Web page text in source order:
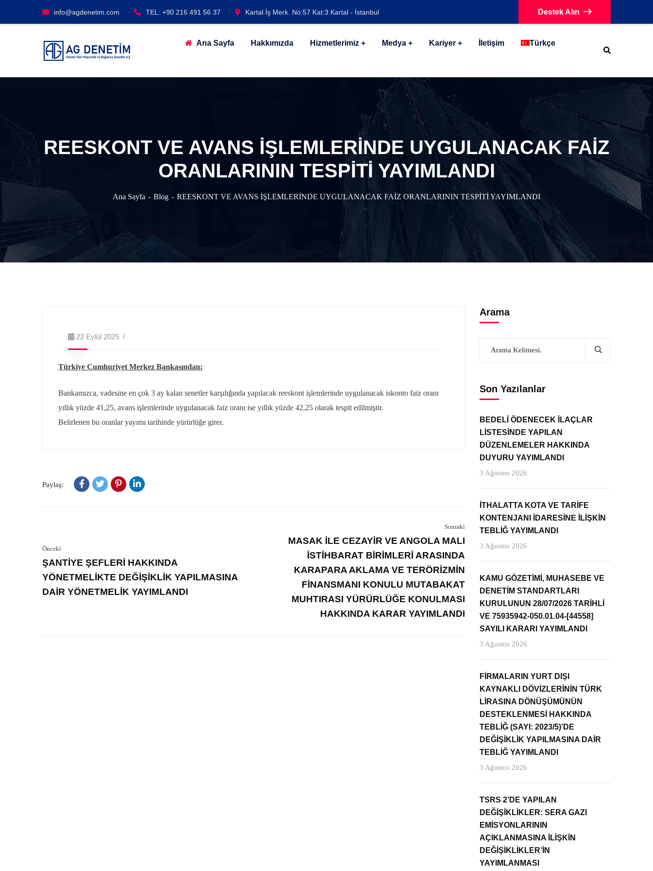
info@agdenetim.com TEL: +90 216 491 56 37 Kartal İş Merk. No:57 Kat:3 Kartal - İstanbul Destek Alın
Ana Sayfa Hakkımızda Hizmetlerimiz Medya Kariyer İletişim Türkçe
REESKONT VE AVANS İŞLEMLERİNDE UYGULANACAK FAİZ
ORANLARININ TESPİTİ YAYIMLANDI
Ana Sayfa Blog REESKONT VE AVANS İŞLEMLERİNDE UYGULANACAK FAİZ ORANLARININ TESPİTİ YAYIMLANDI
22 Eylül 2025
Türkiye Cumhuriyet Merkez Bankasından:
Bankamızca, vadesine en çok 3 ay kalan senetler karşılığında yapılacak reeskont işlemlerinde uygulanacak iskonto faiz oranı
yıllık yüzde 41,25, avans işlemlerinde uygulanacak faiz oranı ise yıllık yüzde 42,25 olarak tespit edilmiştir.
Belirlenen bu oranlar yayımı tarihinde yürürlüğe girer.
Paylaş:
Önceki
ŞANTİYE ŞEFLERİ HAKKINDA
YÖNETMELİKTE DEĞİŞİKLİK YAPILMASINA
DAİR YÖNETMELİK YAYIMLANDI
Sonraki
MASAK İLE CEZAYİR VE ANGOLA MALI
İSTİHBARAT BİRİMLERİ ARASINDA
KARAPARA AKLAMA VE TERÖRİZMİN
FİNANSMANI KONULU MUTABAKAT
MUHTIRASI YÜRÜRLÜĞE KONULMASI
HAKKINDA KARAR YAYIMLANDI
Arama
Son Yazılanlar
BEDELİ ÖDENECEK İLAÇLAR
LİSTESİNDE YAPILAN
DÜZENLEMELER HAKKINDA
DUYURU YAYIMLANDI
3 Ağustos 2026
İTHALATTA KOTA VE TARİFE
KONTENJANI İDARESİNE İLİŞKİN
TEBLİĞ YAYIMLANDI
3 Ağustos 2026
KAMU GÖZETİMİ, MUHASEBE VE
DENETİM STANDARTLARI
KURULUNUN 28/07/2026 TARİHLİ
VE 75935942-050.01.04-[44558]
SAYILI KARARI YAYIMLANDI
3 Ağustos 2026
FİRMALARIN YURT DIŞI
KAYNAKLI DÖVİZLERİNİN TÜRK
LİRASINA DÖNÜŞÜMÜNÜN
DESTEKLENMESİ HAKKINDA
TEBLİĞ (SAYI: 2023/5)’DE
DEĞİŞİKLİK YAPILMASINA DAİR
TEBLİĞ YAYIMLANDI
3 Ağustos 2026
TSRS 2’DE YAPILAN
DEĞİŞİKLİKLER: SERA GAZI
EMİSYONLARININ
AÇIKLANMASINA İLİŞKİN
DEĞİŞİKLİKLER’İN
YAYIMLANMASI